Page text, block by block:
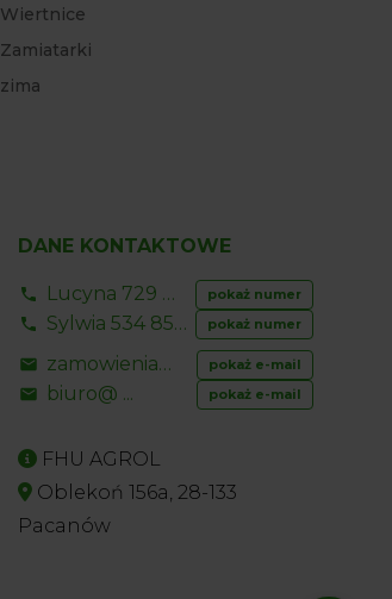
Wiertnice
Zamiatarki
zima
DANE KONTAKTOWE
Lucyna 729 856 ... pokaż numer
Sylwia 534 853 ... pokaż numer
zamowienia@ ... pokaż e-mail
biuro@ ... pokaż e-mail
FHU AGROL
Oblekoń 156a, 28-133
Pacanów